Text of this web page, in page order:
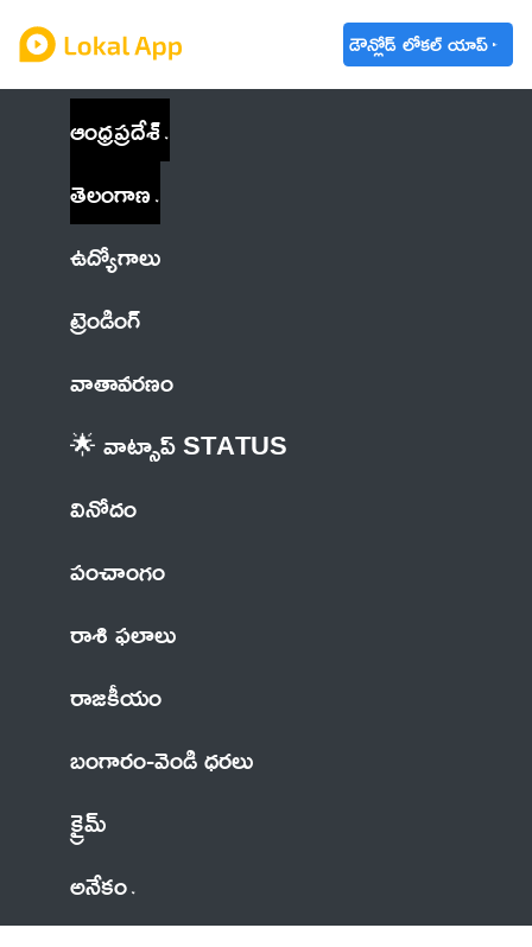
డౌన్లోడ్ లోకల్ యాప్
ఆంధ్రప్రదేశ్
తెలంగాణ
ఉద్యోగాలు
ట్రెండింగ్
వాతావరణం
🌟 వాట్సాప్ STATUS
వినోదం
పంచాంగం
రాశి ఫలాలు
రాజకీయం
బంగారం-వెండి ధరలు
క్రైమ్
అనేకం